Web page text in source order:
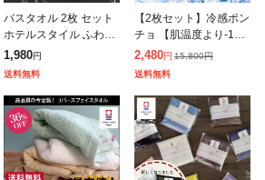
バスタオル 2枚 セット
ホテルスタイル ふわふ
わ 厚手 吸水 ホテルラ
イク 1000匁 ホテル仕
1,980円
送料無料
【2枚セット】冷感ポン
チョ 【肌温度より-15°
C 冷却】クールパーカ
ー 冷感タオル 冷感スト
維使用
2,480円 15,800円
送料無料